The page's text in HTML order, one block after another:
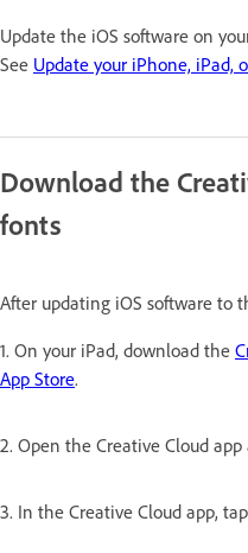
Update the iOS software on
See Update your iPhone, iPad,
Download the
fonts
After updating iOS software to
1. On your iPad, download the
App Store.
2. Open the Creative Cloud
3. In the Creative Cloud app, tap